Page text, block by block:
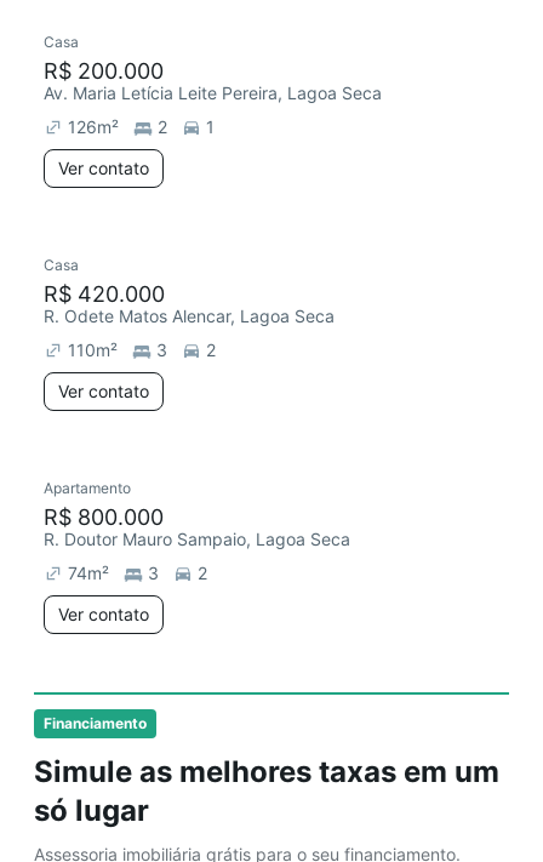
Financiamento
Simule as melhores taxas em um
só lugar
Assessoria imobiliária grátis para o seu financiamento.
Chegou este mês
Casa
R$ 200.000
Av. Maria Letícia Leite Pereira, Lagoa Seca
126m² 2
1
Ver contato
Chegou este mês
Casa
R$ 420.000
R. Odete Matos Alencar, Lagoa Seca
110m² 3
2
Ver contato
Apartamento
R$ 800.000
R. Doutor Mauro Sampaio, Lagoa Seca
74m² 3
2
Ver contato